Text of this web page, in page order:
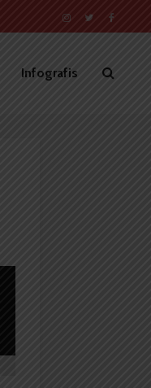
Infografis